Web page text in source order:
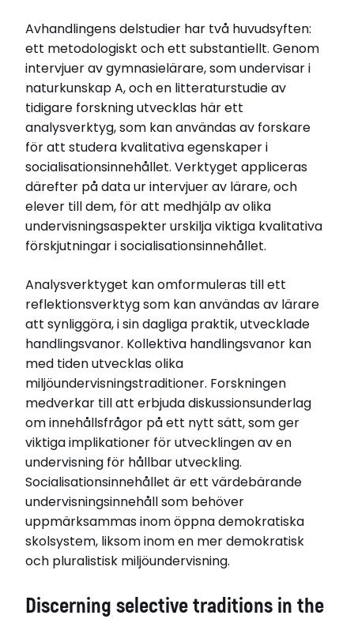
Avhandlingens delstudier har två huvudsyften:
ett metodologiskt och ett substantiellt. Genom
intervjuer av gymnasielärare, som undervisar i
naturkunskap A, och en litteraturstudie av
tidigare forskning utvecklas här ett
analysverktyg, som kan användas av forskare
för att studera kvalitativa egenskaper i
socialisationsinnehållet. Verktyget appliceras
därefter på data ur intervjuer av lärare, och
elever till dem, för att medhjälp av olika
undervisningsaspekter urskilja viktiga kvalitativa
förskjutningar i socialisationsinnehållet.
Analysverktyget kan omformuleras till ett
reflektionsverktyg som kan användas av lärare
att synliggöra, i sin dagliga praktik, utvecklade
handlingsvanor. Kollektiva handlingsvanor kan
med tiden utvecklas olika
miljöundervisningstraditioner. Forskningen
medverkar till att erbjuda diskussionsunderlag
om innehållsfrågor på ett nytt sätt, som ger
viktiga implikationer för utvecklingen av en
undervisning för hållbar utveckling.
Socialisationsinnehållet är ett värdebärande
undervisningsinnehåll som behöver
uppmärksammas inom öppna demokratiska
skolsystem, liksom inom en mer demokratisk
och pluralistisk miljöundervisning.
Discerning selective traditions in the